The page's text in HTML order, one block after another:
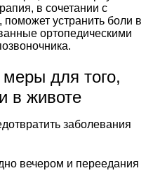
в сочетании с
устранить боли в
ортопедическими
для того,
в животе
заболевания
вечером и переедания